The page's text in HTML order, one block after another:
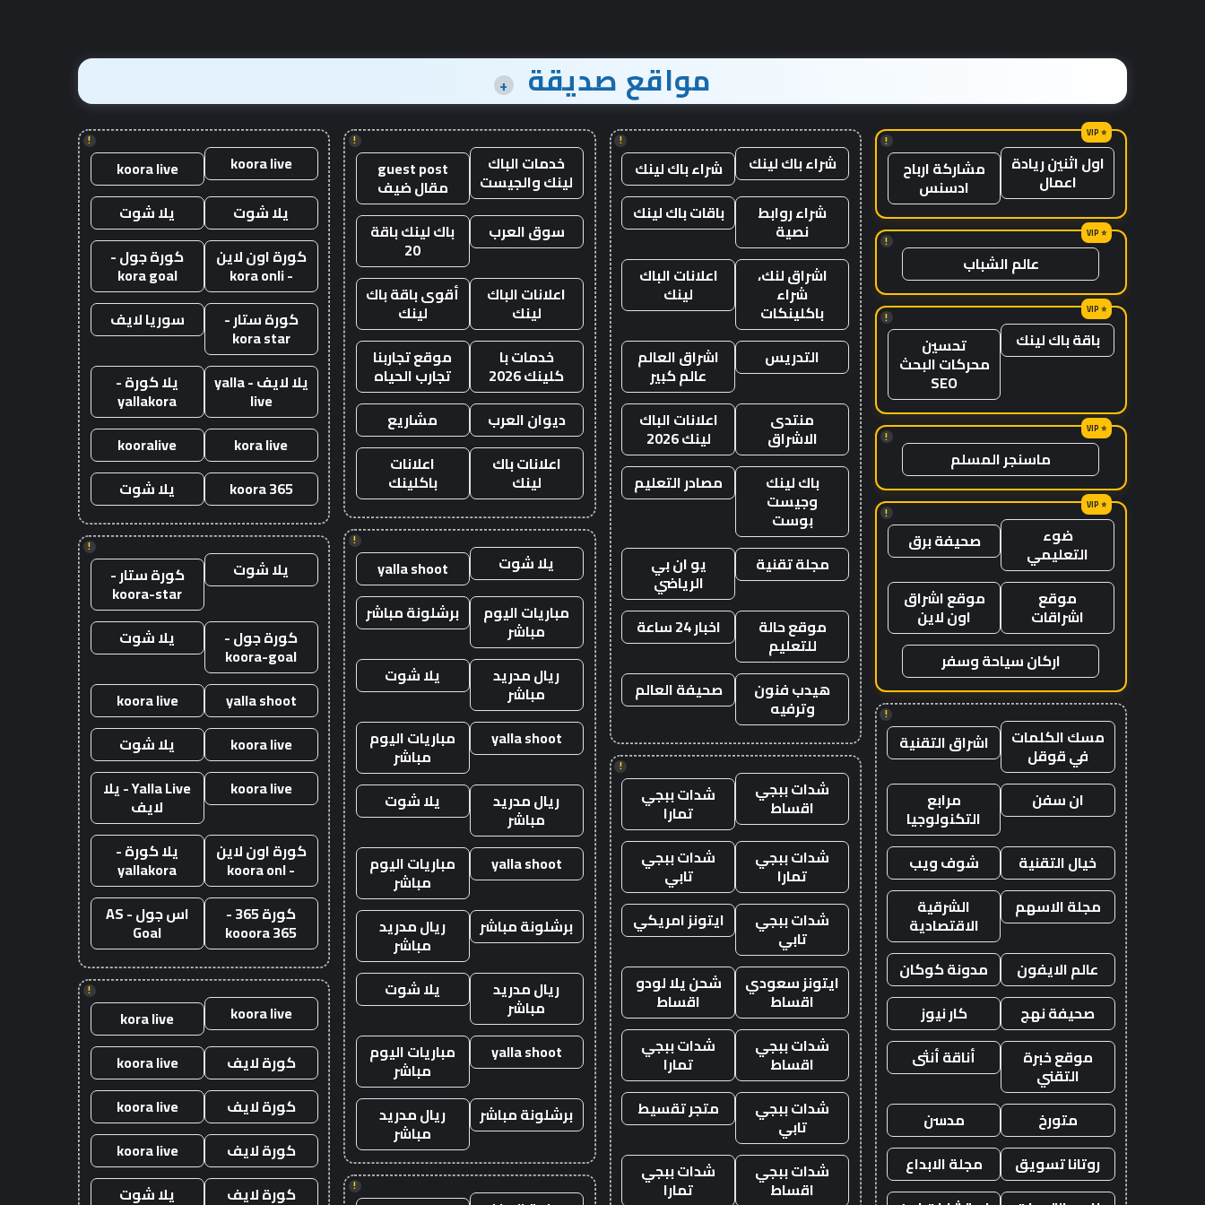
مواقع صديقة +
!
اول اثنين ريادة
اعمال مشاركة ارباح
ادسنس
!
عالم الشباب
!
باقة باك لينك تحسين
محركات البحث
SEO
!
ماسنجر المسلم
!
ضوء
التعليمي صحيفة برق
موقع
اشراقات
موقع اشراق
اون لاين
اركان سياحة وسفر
!
مسك الكلمات
في قوقل اشراق التقنية
ان سفن مرابع
التكنولوجيا
خيال التقنية
شوف ويب
مجلة الاسهم
الشرقية
الاقتصادية
عالم الايفون
مدونة كوكان
صحيفة نهج
كار نيوز
موقع خبرة
التقني
أناقة أنثى
متورخ
مدسن
روتانا تسويق
مجلة الابداع
!
شراء باك لينك
شراء باك لينك
شراء روابط
نصية
باقات باك لينك
اشراق لنك،
شراء
باكلينكات
اعلانات الباك
لينك
التدريس اشراق العالم
عالم كبير
منتدى
الاشراق
اعلانات الباك
لينك 2026
باك لينك
وجيست
بوست
مصادر التعليم
مجلة تقنية يو ان بي
الرياضي
موقع حالة
للتعليم
اخبار 24 ساعة
هيدب فنون
وترفيه
صحيفة العالم
!
شدات ببجي
اقساط شدات ببجي
تمارا
شدات ببجي
تمارا
شدات ببجي
تابي
شدات ببجي
تابي
ايتونز امريكي
ايتونز سعودي
اقساط
شحن يلا لودو
اقساط
شدات ببجي
اقساط
شدات ببجي
تمارا
شدات ببجي
تابي
متجر تقسيط
شدات ببجي
اقساط
شدات ببجي
تمارا
!
خدمات الباك
لينك والجيست guest post
مقال ضيف
سوق العرب
باك لينك باقة
20
اعلانات الباك
لينك
أقوى باقة باك
لينك
خدمات با
كلينك 2026
موقع تجاربنا
تجارب الحياه
ديوان العرب
مشاريع
اعلانات باك
لينك
اعلانات
باكلينك
!
يلا شوت
yalla shoot
مباريات اليوم
مباشر
برشلونة مباشر
ريال مدريد
مباشر
يلا شوت
yalla shoot مباريات اليوم
مباشر
ريال مدريد
مباشر
يلا شوت
yalla shoot مباريات اليوم
مباشر
برشلونة مباشر
ريال مدريد
مباشر
ريال مدريد
مباشر
يلا شوت
yalla shoot مباريات اليوم
مباشر
برشلونة مباشر
ريال مدريد
مباشر
!
!
koora live
koora live
يلا شوت
يلا شوت
كورة اون لاين
- kora onli
كورة جول -
kora goal
كورة ستار -
kora star
سوريا لايف
يلا لايف - yalla
live
يلا كورة -
yallakora
kora live
kooralive
koora 365
يلا شوت
!
يلا شوت كورة ستار -
koora-star
كورة جول -
koora-goal
يلا شوت
yalla shoot
koora live
koora live
يلا شوت
koora live
Yalla Live - يلا
لايف
كورة اون لاين
- koora onl
يلا كورة -
yallakora
كورة 365 -
kooora 365
اس جول - AS
Goal
!
koora live
kora live
كورة لايف
koora live
كورة لايف
koora live
كورة لايف
koora live
كورة لايف
يلا شوت